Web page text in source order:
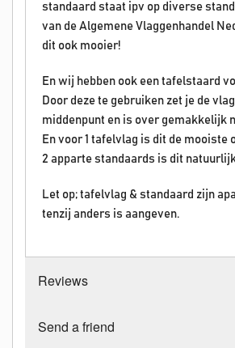
standaard staat ipv op diverse
van de Algemene Vlaggenhandel
dit ook mooier!
En wij hebben ook een tafelstaard
Door deze te gebruiken zet je de
middenpunt en is over gemakkelijk
En voor 1 tafelvlag is dit de mooiste
2 apparte standaards is dit
Let op; tafelvlag & standaard zijn
tenzij anders is aangeven.
Reviews
Send a friend